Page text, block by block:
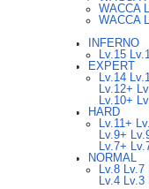
WACCA
WACCA
INFERNO
Lv.15
EXPERT
Lv.14
Lv.12+
Lv.10+
HARD
Lv.11+
Lv.9+
Lv.7+
NORMAL
Lv.8 Lv.7
Lv.4 Lv.3